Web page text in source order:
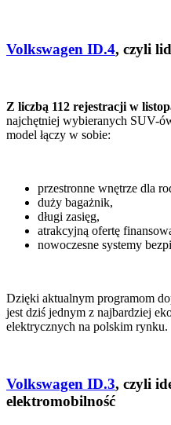
Volkswagen ID.4, czyli
Z liczbą 112 rejestracji w
najchętniej wybieranych SUV-
model łączy w sobie:
przestronne wnętrze dla
duży bagażnik,
długi zasięg,
atrakcyjną ofertę
nowoczesne systemy
Dzięki aktualnym programom
jest dziś jednym z najbardziej
elektrycznych na polskim rynku.
Volkswagen ID.3, czyli
elektromobilność